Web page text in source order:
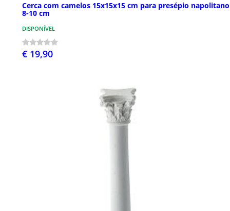
Cerca com camelos 15x15x15 cm para presépio
8-10 cm
DISPONÍVEL
€ 19,90